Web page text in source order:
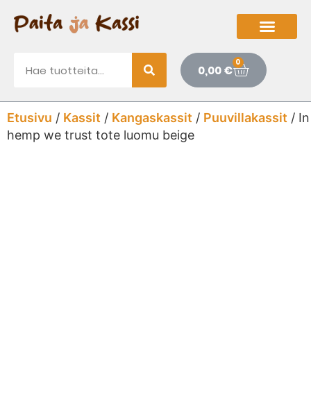
0,00€
0
Etusivu / Kassit / Kangaskassit / Puuvillakassit / In
hemp we trust tote luomu beige